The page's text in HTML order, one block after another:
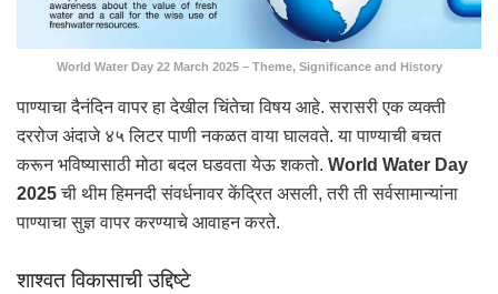
World Water Day 22 March 2025 – Theme, Significance and History
पाण्याचा दैनंदिन वापर हा देखील चिंतेचा विषय आहे. सरासरी एक व्यक्ती
दररोज अंदाजे ४५ लिटर पाणी नकळत वाया घालवते. या पाण्याची बचत
करून भविष्यासाठी मोठा बदल घडवता येऊ शकतो. World Water Day
2025ची थीम हिमनदी संवर्धनावर केंद्रित असली, तरी ती सर्वसामान्यांना
पाण्याचा सुज्ञ वापर करण्याचे आवाहन करते.
शाश्वत विकासाची उद्दिष्टे